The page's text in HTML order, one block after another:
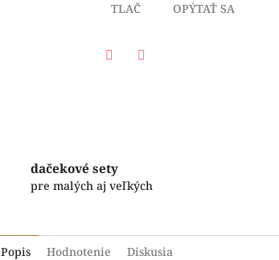
TLAČ OPÝTAŤ SA
dačekové sety
pre malých aj veľkých
Popis Hodnotenie Diskusia